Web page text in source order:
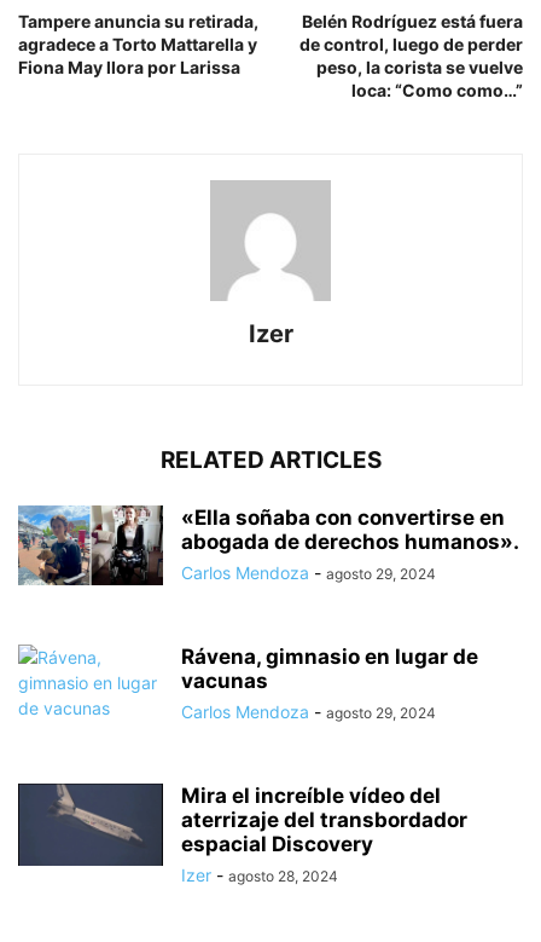
Tampere anuncia su retirada,
agradece a Torto Mattarella y
Fiona May llora por Larissa
Belén Rodríguez está fuera
de control, luego de perder
peso, la corista se vuelve
loca: “Como como…”
Izer
RELATED ARTICLES
«Ella soñaba con convertirse en
abogada de derechos humanos».
Carlos Mendoza - agosto 29, 2024
Rávena, gimnasio en lugar de
vacunas
Carlos Mendoza - agosto 29, 2024
Mira el increíble vídeo del
aterrizaje del transbordador
espacial Discovery
Izer - agosto 28, 2024